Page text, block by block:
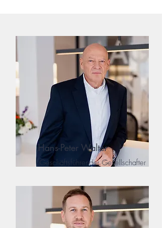
Hans-Peter Walter
Geschäftsführender Gesellschafter